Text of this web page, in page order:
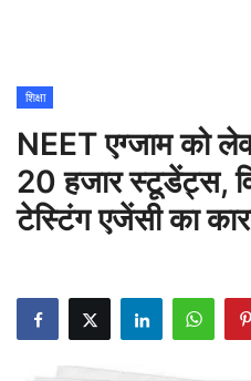
शिक्षा
Rajasthani Influencers
देश
ऑटोमोबाइल
मनोरंजन
शिक्षा
NEET एग्जाम को
20 हजार स्टूडेंट्स,
टेस्टिंग एजेंसी का